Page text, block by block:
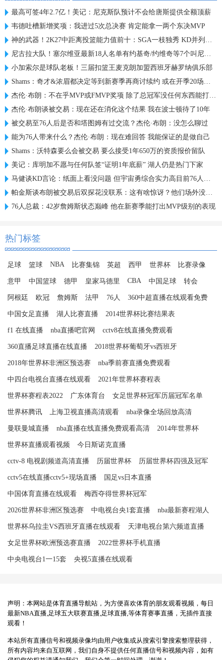
最高可签4年2.7亿！美记：尼克斯队预计不会给唐斯提供全额顶薪
韦德吐槽新增奖项：我进过5次总决赛 肯定能拿一两个东决MVP
神的武器！2K27中距离投篮能力值前十：SGA一枝独秀 KD并列第三
尼古拉大队！塞尔维亚最新18人名单有约基奇/约维奇等7个叫尼古拉
小加索尔是球队老板！三届扣篮王麦克朗加盟西班牙赫罗纳俱乐部
Shams：奇才&浓眉都决定等到新赛季再商讨续约 或在开季20场左右
杰伦·布朗：不在乎MVP或FMVP奖项 除了总冠军没任何东西能打动我
杰伦·布朗谈被交易：现在还在消化这个结果 我在波士顿待了10年
被交易至76人后是否和塔图姆有过交流？杰伦·布朗：没怎么聊过
能为76人带来什么？杰伦·布朗：现在难回答 我能保证的是做自己
Shams：沃特森要么会被交易 要么接受1年650万的资质报价留队
美记：库明加不愿与任何队签“证明1年底薪” 湖人仍是热门下家
马健谈KD言论：纸面上看没问题 但宇宙勇综合实力高目前76人一档
帕金斯谈布朗被交易后双探花没联系：这有啥惊讶？他们场外没私交
76人总裁：42岁詹姆斯状态巅峰 他在新赛季能打出MVP级别的表现
热门标签
足球 篮球 NBA 比赛集锦 英超 西甲 世界杯 比赛录像
意甲 中国篮球 德甲 皇家马德里 CBA 中国足球 转会
阿根廷 欧冠 詹姆斯 法甲 76人 360中超直播在线观看免费
中国女足直播 湖人比赛直播 2014世界杯比赛结果表
f1 在线直播 nba直播吧官网 cctv8在线直播免费观看
360直播足球直播在线直播 2018世界杯葡萄牙vs西班牙
2018年世界杯非洲区预选赛 nba季前赛直播免费观看
中四台电视台直播在线观看 2021年世界杯赛程表
世界杯赛程表2022 广东体育台 女足世界杯冠军历届冠军名单
世界杯腾讯 上海卫视直播高清观看 nba录像全场回放高清
曼联曼城直播 nba直播在线直播免费观看高清 2014年世界杯
世界杯直播观看视频 今日斯诺克直播
cctv-8 电视剧频道高清直播 历届世界杯 历届世界杯四强及冠军
cctv5在线直播cctv5+现场直播 国足vs日本直播
中国体育直播在线观看 梅西夺得世界杯冠军
2026世界杯非洲区预选赛 中电视台央1套直播 nba最新赛程湖人
世界杯乌拉圭VS西班牙直播在线观看 天津电视台第六频道直播
女足世界杯欧洲预选赛直播 2022世界杯手机直播
中央电视台1一15套 央视5直播在线观看
声明：本网站是体育直播导航站，为方便喜欢体育的朋友观看视频，每日
最新NBA直播,足球五大联赛直播,足球直播,等体育赛事直播，无插件直接
观看！
本站所有直播信号和视频录像均由用户收集或从搜索引擎搜索整理获得，
所有内容均来自互联网，我们自身不提供任何直播信号和视频内容，如有